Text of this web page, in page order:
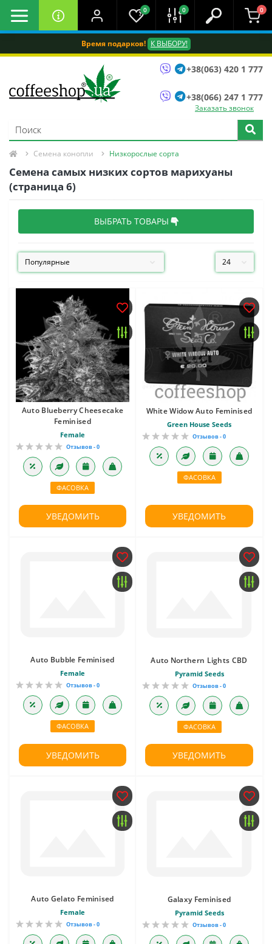
Время подарков! К ВЫБОРУ!
0 0 0
+38(063) 420 1 777
+38(066) 247 1 777
Заказать звонок
Семена конопли Низкорослые сорта
Семена самых низких сортов марихуаны
(страница 6)
ВЫБРАТЬ ТОВАРЫ
Auto Blueberry Cheesecake
Feminised
Female
Отзывов - 0
ФАСОВКА
УВЕДОМИТЬ
White Widow Auto Feminised
Green House Seeds
Отзывов - 0
ФАСОВКА
УВЕДОМИТЬ
Auto Bubble Feminised
Female
Отзывов - 0
ФАСОВКА
УВЕДОМИТЬ
Auto Northern Lights CBD
Pyramid Seeds
Отзывов - 0
ФАСОВКА
УВЕДОМИТЬ
Auto Gelato Feminised
Female
Отзывов - 0
Galaxy Feminised
Pyramid Seeds
Отзывов - 0